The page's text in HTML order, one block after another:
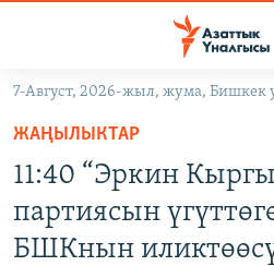
Навигацияга
өтүңүз
салыңыз
КЫРГЫЗСТАН
КЫРГЫЗСТАН
САЯСАТ
ДҮЙНӨ
УКРАИНА
7-Август, 2026-жыл, жума, Бишкек
ЖАҢЫЛЫКТАР
11:40 “Эркин
партиясын
БШКнын